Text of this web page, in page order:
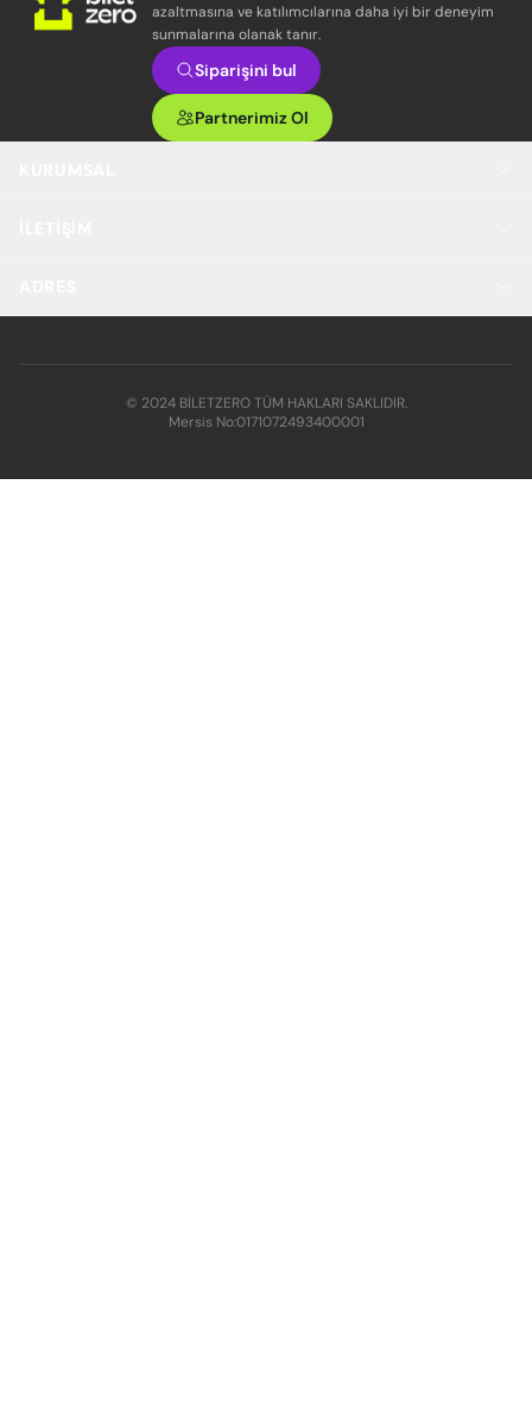
azaltmasına ve katılımcılarına daha iyi bir deneyim
sunmalarına olanak tanır.
Siparişini bul
Partnerimiz Ol
© 2024 BİLETZERO TÜM HAKLARI SAKLIDIR.
Mersis No:0171072493400001